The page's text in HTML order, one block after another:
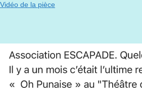
Vidéo de la pièce